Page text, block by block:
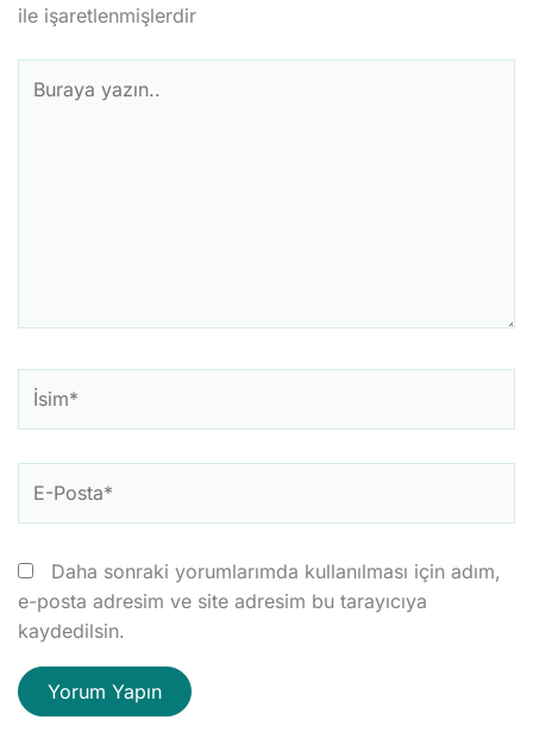
ile işaretlenmişlerdir
yazın..
İsim*
Posta*
Daha sonraki yorumlarımda kullanılması için adım,
e-posta adresim ve site adresim bu tarayıcıya
kaydedilsin.